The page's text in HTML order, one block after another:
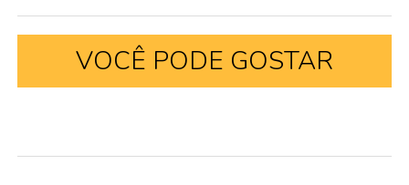
VOCÊ PODE GOSTAR